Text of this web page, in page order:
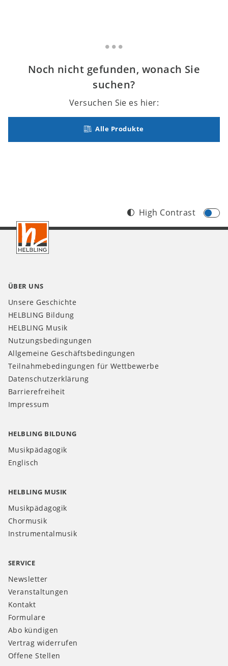
Noch nicht gefunden, wonach Sie
suchen?
Versuchen Sie es hier:
Alle Produkte
Footer
CH
High Contrast
ÜBER UNS
Unsere Geschichte
HELBLING Bildung
HELBLING Musik
Nutzungsbedingungen
Allgemeine Geschäftsbedingungen
Teilnahmebedingungen für Wettbewerbe
Datenschutzerklärung
Barrierefreiheit
Impressum
HELBLING BILDUNG
Musikpädagogik
Englisch
HELBLING MUSIK
Musikpädagogik
Chormusik
Instrumentalmusik
SERVICE
Newsletter
Veranstaltungen
Kontakt
Formulare
Abo kündigen
Vertrag widerrufen
Offene Stellen